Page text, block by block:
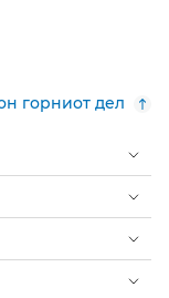
горниот дел